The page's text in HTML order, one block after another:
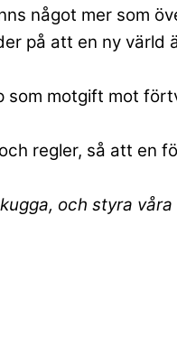
något mer som
på att en ny värld
motgift mot
regler, så att en
och styra